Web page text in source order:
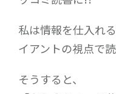
私は情報を仕入れ
イアントの視点で
そうすると、